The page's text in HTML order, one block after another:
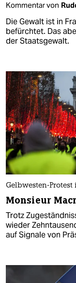
Kommentar von
Die Gewalt ist in
befürchtet. Das
der Staatsgewalt.
Gelbwesten-
Monsieur
Trotz
wieder
auf Signale von